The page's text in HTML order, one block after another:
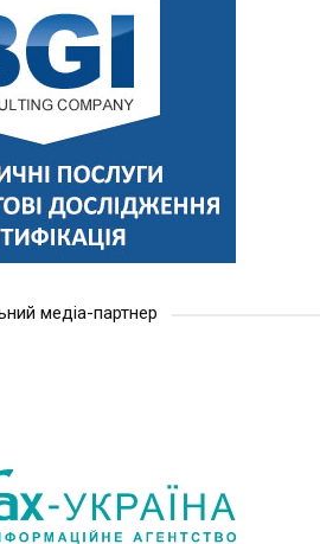
медіа-партнер